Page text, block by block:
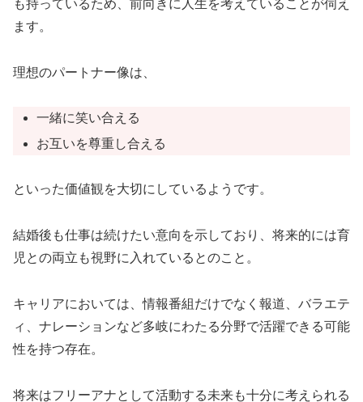
も持っているため、前向きに人生を考えていることが伺え
ます。
理想のパートナー像は、
一緒に笑い合える
お互いを尊重し合える
といった価値観を大切にしているようです。
結婚後も仕事は続けたい意向を示しており、将来的には育
児との両立も視野に入れているとのこと。
キャリアにおいては、情報番組だけでなく報道、バラエテ
ィ、ナレーションなど多岐にわたる分野で活躍できる可能
性を持つ存在。
将来はフリーアナとして活動する未来も十分に考えられる